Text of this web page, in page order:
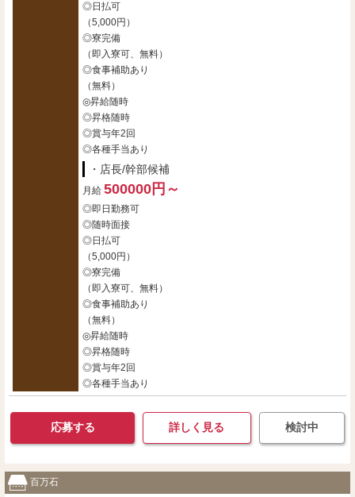
◎日払可
（5,000円）
◎寮完備
（即入寮可、無料）
◎食事補助あり
（無料）
◎昇給随時
◎昇格随時
◎賞与年2回
◎各種手当あり
・店長/幹部候補
月給 500000円～
◎即日勤務可
◎随時面接
◎日払可
（5,000円）
◎寮完備
（即入寮可、無料）
◎食事補助あり
（無料）
◎昇給随時
◎昇格随時
◎賞与年2回
◎各種手当あり
応募する 詳しく見る 検討中
百万石